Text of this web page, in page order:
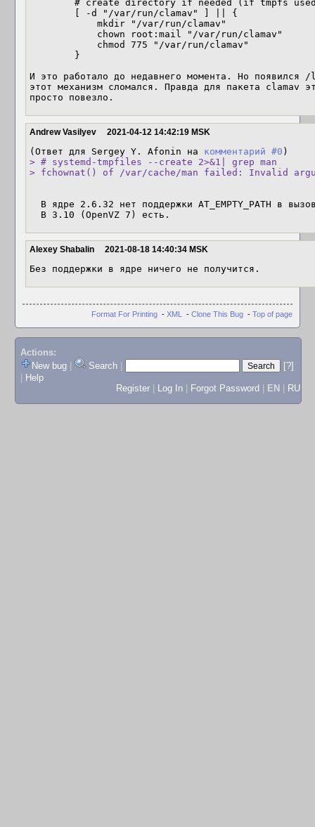
И это работало до недавнего момента. Но
этот механизм сломался. Правда для пакета clamav
просто повезло.
Andrew Vasilyev 2021-04-12 14:42:19 MSK
(Ответ для Sergey Y. Afonin на комментарий #0
> # systemd-tmpfiles --create 2>&1| grep man
> fchownat() of /var/cache/man failed: Invalid
  В 3.10 (OpenVZ 7) есть.
Alexey Shabalin 2021-08-18 14:40:34 MSK
Без поддержки в ядре ничего не получится.
Format For Printing - XML - Clone This Bug - Top of page
Actions:
New bug
Search
[?]
Help
Register
Log In Forgot Password EN RU